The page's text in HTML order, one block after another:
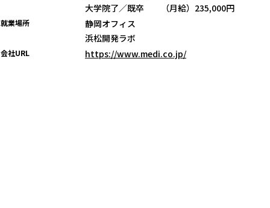
大学院了／既卒 （月給）235,000円
就業場所
静岡オフィス
浜松開発ラボ
会社URL https://www.medi.co.jp/